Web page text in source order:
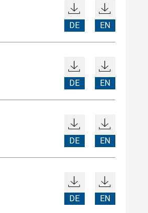
DE EN
DE EN
DE EN
DE EN